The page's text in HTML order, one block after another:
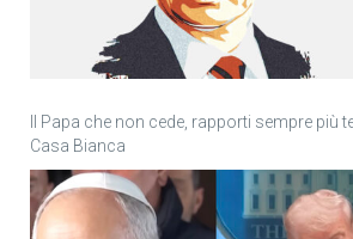
Il Papa che non cede, rapporti sempre più
Casa Bianca